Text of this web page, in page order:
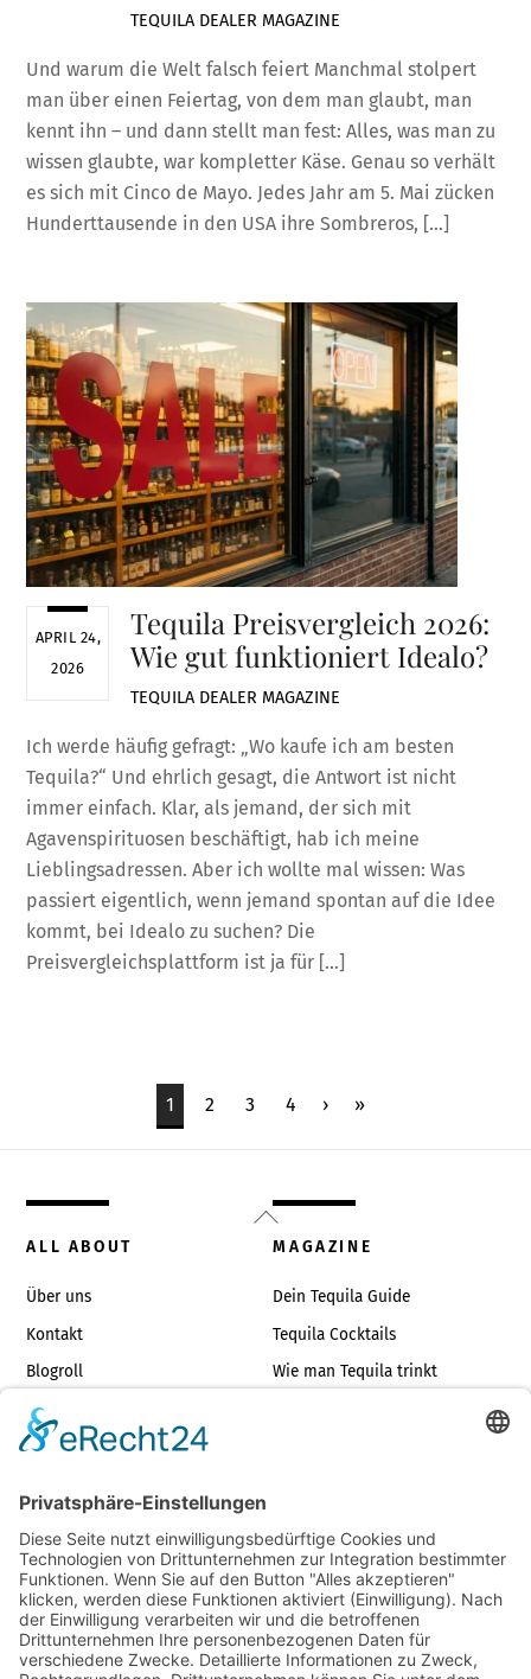
TEQUILA DEALER MAGAZINE
Und warum die Welt falsch feiert Manchmal stolpert
man über einen Feiertag, von dem man glaubt, man
kennt ihn – und dann stellt man fest: Alles, was man zu
wissen glaubte, war kompletter Käse. Genau so verhält
es sich mit Cinco de Mayo. Jedes Jahr am 5. Mai zücken
Hunderttausende in den USA ihre Sombreros, […]
APRIL 24,
2026
Tequila Preisvergleich 2026:
Wie gut funktioniert Idealo?
TEQUILA DEALER MAGAZINE
Ich werde häufig gefragt: „Wo kaufe ich am besten
Tequila?“ Und ehrlich gesagt, die Antwort ist nicht
immer einfach. Klar, als jemand, der sich mit
Agavenspirituosen beschäftigt, hab ich meine
Lieblingsadressen. Aber ich wollte mal wissen: Was
passiert eigentlich, wenn jemand spontan auf die Idee
kommt, bei Idealo zu suchen? Die
Preisvergleichsplattform ist ja für […]
1 2 3 4 › »
Back
To
ALL ABOUT
Über uns
Kontakt
Blogroll
Impressum
MAGAZINE
Dein Tequila Guide
Tequila Cocktails
Wie man Tequila trinkt
TOP TEQUILAS
Tequilas unter €35
Die besten Blancos
Die besten Reposados
Tequila Store Finder
Tequila Dos & Don’ts
Tequilasprüche
Geschenkideen
Tequila vs. Whisky